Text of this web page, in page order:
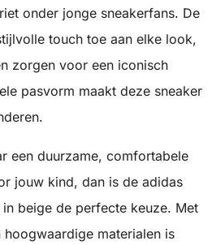
onder jonge sneakerfans. De
touch toe aan elke look,
zorgen voor een iconisch
pasvorm maakt deze sneaker
een duurzame, comfortabele
jouw kind, dan is de adidas
in beige de perfecte keuze. Met
materialen is